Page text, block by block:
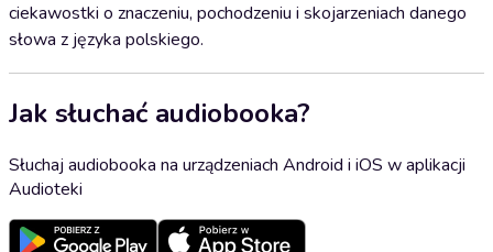
ciekawostki o znaczeniu, pochodzeniu i skojarzeniach danego
słowa z języka polskiego.
Jak słuchać audiobooka?
Słuchaj audiobooka na urządzeniach Android i iOS w aplikacji
Audioteki